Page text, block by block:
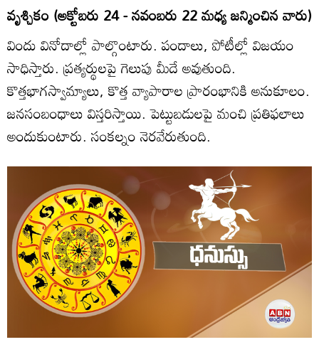
వృశ్చికం (అక్టోబరు 24 - నవంబరు 22 మధ్య జన్మించిన వారు)
విందు వినోదాల్లో పాల్గొంటారు. పందాలు, పోటీల్లో విజయం
సాధిస్తారు. ప్రత్యర్థులపై గెలుపు మీదే అవుతుంది.
కొత్తభాగస్వామ్యాలు, కొత్త వ్యాపారాల ప్రారంభానికి అనుకూలం.
జనసంబంధాలు విస్తరిస్తాయి. పెట్టుబడులపై మంచి ప్రతిఫలాలు
అందుకుంటారు. సంకల్నం నెరవేరుతుంది.